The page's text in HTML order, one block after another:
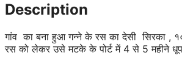
Description
गांव का बना हुआ गन्ने के रस का देसी सिरका ,
रस को लेकर उसे मटके के पोर्ट में 4 से 5 महीने